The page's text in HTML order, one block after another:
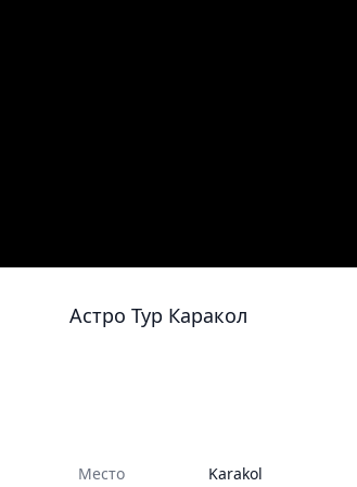
Астро Тур Каракол
Место Karakol